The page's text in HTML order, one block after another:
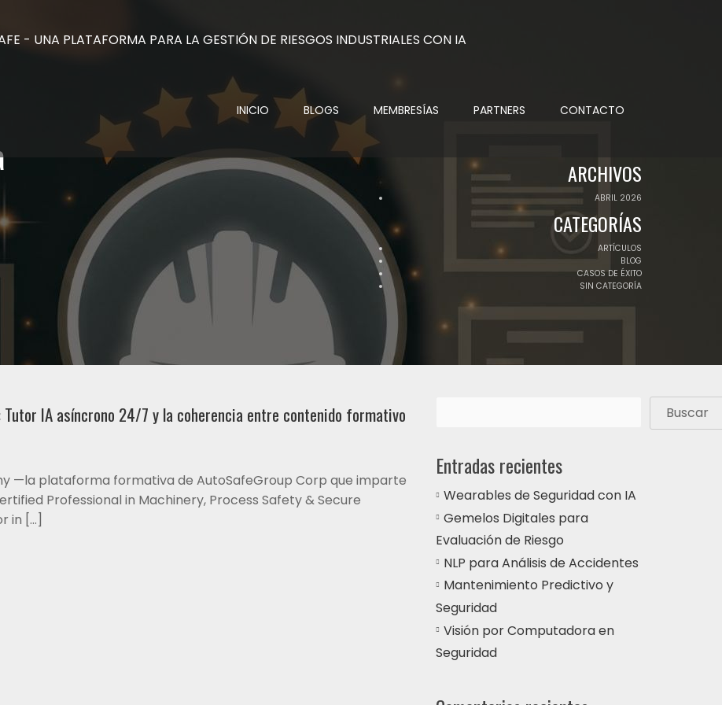
INICIO BLOGS MEMBRESÍAS PARTNERS CONTACTO
ARCHIVOS
ABRIL 2026
CATEGORÍAS
ARTÍCULOS
BLOG
CASOS DE ÉXITO
SIN CATEGORÍA
Tutor IA asíncrono 24/7 y la coherencia entre contenido formativo
—la plataforma formativa de AutoSafeGroup Corp que imparte
Professional in Machinery, Process Safety & Secure
in […]
Buscar
Entradas recientes
Wearables de Seguridad con IA
Gemelos Digitales para
Evaluación de Riesgo
NLP para Análisis de Accidentes
Mantenimiento Predictivo y
Seguridad
Visión por Computadora en
Seguridad